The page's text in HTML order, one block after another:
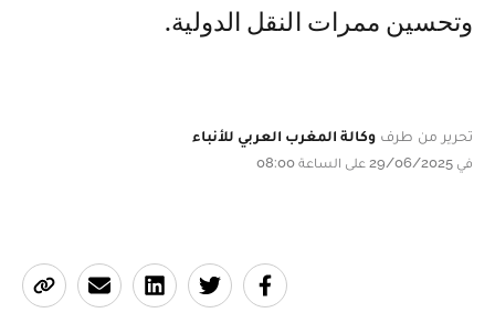
وتحسين ممرات النقل الدولية.
تحرير من طرف وكالة المغرب العربي للأنباء
في 29/06/2025 على الساعة 08:00